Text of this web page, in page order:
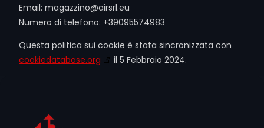
Email:ue.lrsria@onizzagam
Numero di telefono: +39095574983
Questa politica sui cookie è stata sincronizzata con
cookiedatabase.org
il 5 Febbraio 2024.